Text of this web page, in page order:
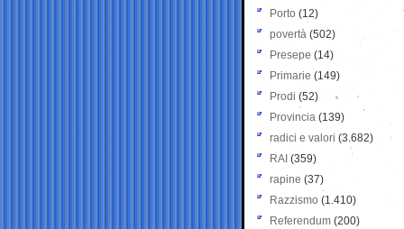
Porto (12)
povertà (502)
Presepe (14)
Primarie (149)
Prodi (52)
Provincia (139)
radici e valori (3.682)
RAI (359)
rapine (37)
Razzismo (1.410)
Referendum (200)